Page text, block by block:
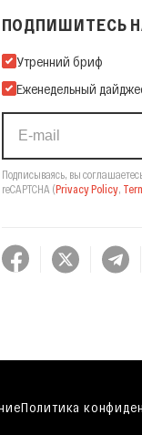
ПОДПИШИТЕСЬ
Подпишитесь на нашу
Утренний бриф
Еженедельный
Подписываясь, вы
reCAPTCHA (Privacy Policy,
Политика